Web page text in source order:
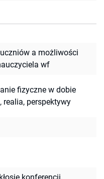
a możliwości
wf
fizyczne w dobie
realia, perspektywy
konferencji,